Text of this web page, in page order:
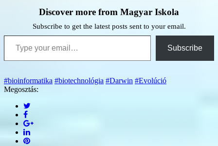
Discover more from Magyar Iskola
Subscribe to get the latest posts sent to your email.
Type your email…
Subscribe
#bioinformatika #biotechnológia #Darwin #Evolúció
Megosztás: